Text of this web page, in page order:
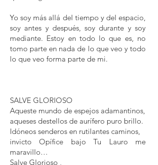
Yo soy más allá del tiempo y del espacio,
soy antes y después, soy durante y soy
mediante. Estoy en todo lo que es, no
tomo parte en nada de lo que veo y todo
lo que veo forma parte de mi.
SALVE GLORIOSO
Aqueste mundo de espejos adamantinos,
aqueses destellos de aurífero puro brillo.
Idóneos senderos en rutilantes caminos,
invicto Opífice bajo Tu Lauro me
maravillo…
Salve Glorioso ,